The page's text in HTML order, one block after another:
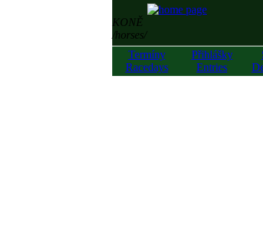
KONĚ
/horses/
Termíny
Racedays
Přihlášky
Entries